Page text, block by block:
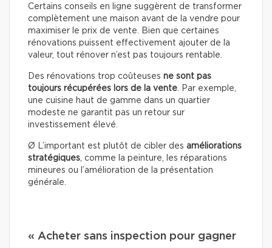
Certains conseils en ligne suggèrent de transformer
complètement une maison avant de la vendre pour
maximiser le prix de vente. Bien que certaines
rénovations puissent effectivement ajouter de la
valeur, tout rénover n’est pas toujours rentable.
Des rénovations trop coûteuses ne sont pas
toujours récupérées lors de la vente . Par exemple,
une cuisine haut de gamme dans un quartier
modeste ne garantit pas un retour sur
investissement élevé.
Ø L’important est plutôt de cibler des améliorations
stratégiques , comme la peinture, les réparations
mineures ou l’amélioration de la présentation
générale.
« Acheter sans inspection pour gagner